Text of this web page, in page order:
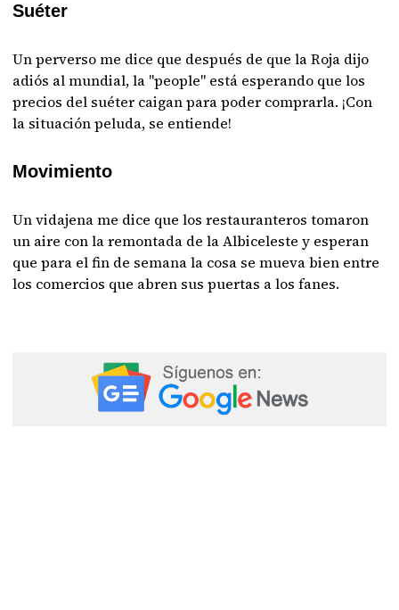
Suéter
Un perverso me dice que después de que la Roja dijo
adiós al mundial, la "people" está esperando que los
precios del suéter caigan para poder comprarla. ¡Con
la situación peluda, se entiende!
Movimiento
Un vidajena me dice que los restauranteros tomaron
un aire con la remontada de la Albiceleste y esperan
que para el fin de semana la cosa se mueva bien entre
los comercios que abren sus puertas a los fanes.